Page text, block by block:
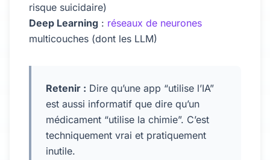
risque suicidaire)
Deep Learning : réseaux de neurones
multicouches (dont les LLM)
Retenir : Dire qu’une app “utilise l’IA”
est aussi informatif que dire qu’un
médicament “utilise la chimie”. C’est
techniquement vrai et pratiquement
inutile.